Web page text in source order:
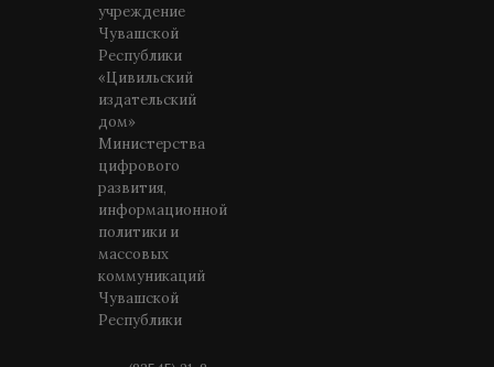
учреждение
Чувашской
Республики
«Цивильский
издательский
дом»
Министерства
цифрового
развития,
информационной
политики и
массовых
коммуникаций
Чувашской
Республики